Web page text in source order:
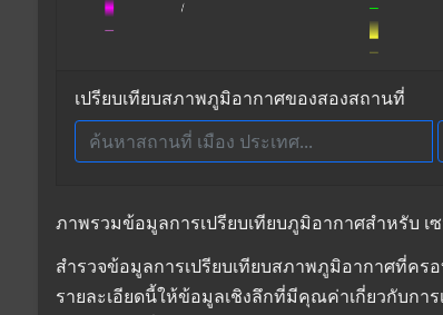
เปรียบเทียบสภาพภูมิอากาศของสองสถานที่
ภาพรวมข้อมูลการเปรียบเทียบภูมิอากาศสำหรับ เซ
สำรวจข้อมูลการเปรียบเทียบสภาพภูมิอากาศที่ครอ
รายละเอียดนี้ให้ข้อมูลเชิงลึกที่มีคุณค่าเกี่ยวกับก